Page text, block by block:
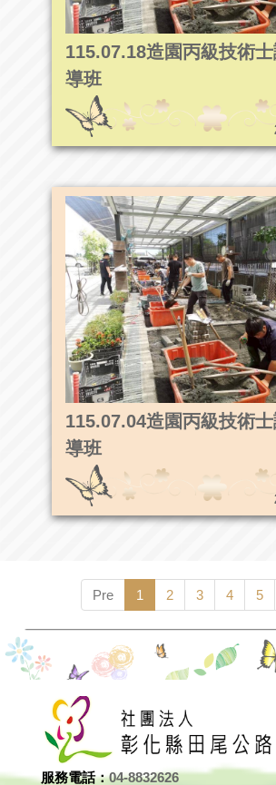
115.07.18造園丙級技術
導班
115.07.04造園丙級技術
導班
Pre 1 2 3 4 5
服務電話：04-8832626